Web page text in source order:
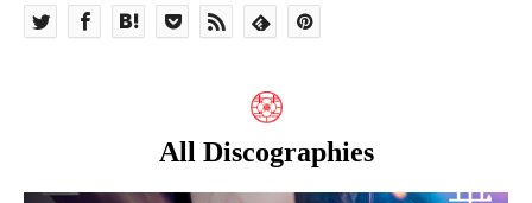
All Discographies